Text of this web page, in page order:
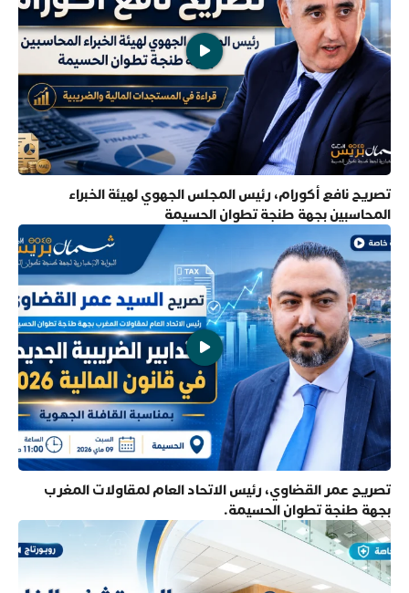
تصريح نافع أكورام، رئيس المجلس الجهوي لهيئة الخبراء
المحاسبين بجهة طنجة تطوان الحسيمة
تصريح عمر القضاوي، رئيس الاتحاد العام لمقاولات المغرب
بجهة طنجة تطوان الحسيمة.